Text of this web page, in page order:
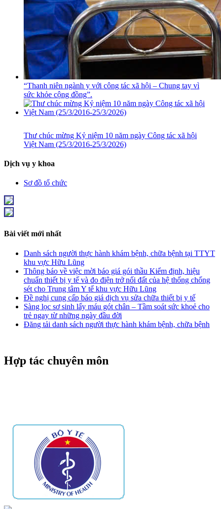
“Thanh niên ngành y với công tác xã hội – Chung tay vì
sức khỏe cộng đồng”.
Thư chúc mừng Kỷ niệm 10 năm ngày Công tác xã hội
Việt Nam (25/3/2016-25/3/2026)
Dịch vụ y khoa
Sơ đồ tổ chức
Bài viết mới nhất
Danh sách người thực hành khám bệnh, chữa bệnh tại TTYT
khu vực Hữu Lũng
Thông báo về việc mời báo giá gói thầu Kiểm định, hiệu
chuẩn thiết bị y tế và đo điện trở nối đất của hệ thống chống
sét cho Trung tâm Y tế khu vực Hữu Lũng
Đề nghị cung cấp báo giá dịch vụ sửa chữa thiết bị y tế
Sàng lọc sơ sinh lấy máu gót chân – Tầm soát sức khoẻ cho
trẻ ngay từ những ngày đầu đời
Đăng tải danh sách người thực hành khám bệnh, chữa bệnh
Hợp tác chuyên môn